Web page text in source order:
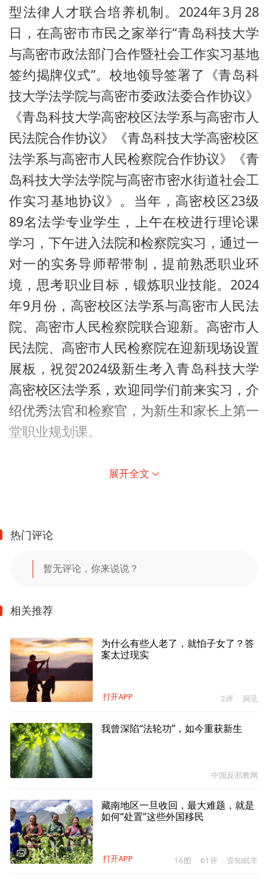
型法律人才联合培养机制。2024年3月28
日，在高密市市民之家举行“青岛科技大学
与高密市政法部门合作暨社会工作实习基地
签约揭牌仪式”。校地领导签署了《青岛科
技大学法学院与高密市委政法委合作协议》
《青岛科技大学高密校区法学系与高密市人
民法院合作协议》《青岛科技大学高密校区
法学系与高密市人民检察院合作协议》《青
岛科技大学法学院与高密市密水街道社会工
作实习基地协议》。当年，高密校区23级
89名法学专业学生，上午在校进行理论课
学习，下午进入法院和检察院实习，通过一
对一的实务导师帮带制，提前熟悉职业环
境，思考职业目标，锻炼职业技能。2024
年9月份，高密校区法学系与高密市人民法
院、高密市人民检察院联合迎新。高密市人
民法院、高密市人民检察院在迎新现场设置
展板，祝贺2024级新生考入青岛科技大学
高密校区法学系，欢迎同学们前来实习，介
绍优秀法官和检察官，为新生和家长上第一
堂职业规划课。
展开全文
热门评论
暂无评论，你来说说？
相关推荐
为什么有些人老了，就怕子女了？答
案太过现实
打开APP 2评 洞见
我曾深陷“法轮功”，如今重获新生
中国反邪教网
藏南地区一旦收回，最大难题，就是
如何“处置”这些外国移民
打开APP 16图 61评 壹知眠羊